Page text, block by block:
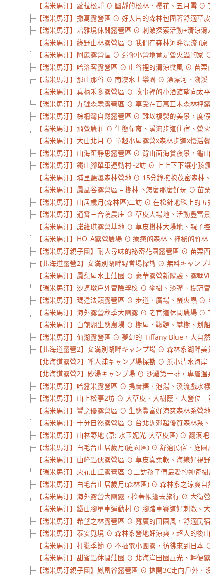
【瑞米馬汀】蘿菈松靜 ⊙ 幽靜的松林、櫻花、五月雪 ⊙ 苗
【瑞米馬汀】撒萬露營區 ⊙ 好大片的森林包圍著舒適草皮
【瑞米馬汀】培雅境休閒露營區 ⊙ 刺激探索活動+清涼滑
【瑞米馬汀】綠野山林露營區 ⊙ 我們在森林河畔漂流 (原
【瑞米馬汀】阿麗露營區 ⊙ 迷你小營地竟是螢火蟲的家 ⊙
【瑞米馬汀】哈洛客露營區 ⊙ 山谷裡的清涼微風 ⊙ 苗栗南
【瑞米馬汀】那山那谷 ⊙ 南澳水上樂園 ⊙ 漂漂河、溯溪、
【瑞米馬汀】真柄禾多露營區 ⊙ 故事裡的小酒館望向太平
【瑞米馬汀】九號森霖露營區 ⊙ 享受在百萬巨木森林裡露
【瑞米馬汀】棕櫚灣自然露營區 ⊙ 難以複製的美景，度假
【瑞米馬汀】飛螢農莊 ⊙ 生態保育、溪流步道住宿、螢火
【瑞米馬汀】大山北月 ⊙ 童趣小屋露營x森林步道x慢活餐
【瑞米馬汀】山海匯靜思露營區 ⊙ 背山面海賞夜景，龜山
【瑞米馬汀】鐵山腳單車運動村~2訪 ⊙ 上上下下讓小孩瘋
【瑞米馬汀】埔里聽瀑森林營地 ⊙ 15分鐘擁抱茂密森林、
【瑞米馬汀】鳳凰谷露營區 – 樹林下怎麼那麼好玩 ⊙ 苗栗
【瑞米馬汀】山居歲月(森林區)二訪 ⊙ 在松針地毯上的五
【瑞米馬汀】通霄三合院農庒 ⊙ 草皮大場地、活動豐富景
【瑞米馬汀】諾維琪露營基地 ⊙ 草皮樹林大場地、親子控
【瑞米馬汀】HOLA露營農場 ⊙ 療癒的森林、神秘的竹林
【瑞米馬汀親子團】耐人尋味的祕密花園露營區 ⊙ 苗栗西
【北海道露營2】女満別湖畔野営場探勘 ⊙ 無料キャンプ
【瑞米馬汀】鳳梨屋水上莊園 ⊙ 豪華露營新體驗、露墅
【瑞米馬汀】沙連墩戶外冒險學校 ⊙ 攀樹、漆彈、樹冠冒
【瑞米馬汀】瑪達法籟露營區 ⊙ 步道、廣場、螢火蟲 ⊙ 苗
【瑞米馬汀】海外露營秋季大團露 ⊙ 老官道休閒農場 ⊙ 苗
【瑞米馬汀】白匏湖生態農場 ⊙ 樹屋、鞦韆、攀樹、划船
【瑞米馬汀】仙湖露營區 ⊙ 夢幻的 Tiffany Blue，大自然
【北海道露營2】女満別湖畔キャンプ場 ⊙ 森林系湖畔美
【北海道露營2】呼人浦キャンプ場探勘 ⊙ 浜小清水海岸
【北海道露營2】砂湯キャンプ場 ⊙ 沙灘第一排，專屬溫
【瑞米馬汀】哈露米露營區 ⊙ 搗麻糬、泡湯、溪流戲水樣
【瑞米馬汀】山上松亭2訪 ⊙ 大草皮、大樹蔭、大營位 –
【瑞米馬汀】豐之優露營區 ⊙ 生態豐富好涼爽森林系營地
【瑞米馬汀】十分自然露營區 ⊙ 台北近郊超優質森林系、
【瑞米馬汀】山林野地 (原: 水玉妮光-大草皮區) ⊙ 翻滾吧
【瑞米馬汀】白毛台山居歲月(庭園區) ⊙ 舒適民宿、庭園
【瑞米馬汀】山峰點伙露營區 ⊙ 草皮真柔軟、海線好視野
【瑞米馬汀】火花山丘露營區 ⊙三訪孩子們最愛的神奇樹
【瑞米馬汀】白毛台山居歲月(森林區) ⊙ 森林系之涼爽自
【瑞米馬汀】海外露營大團露，拎著帳篷去旅行 ⊙ 大衛營
【瑞米馬汀】鐵山腳單車運動村 ⊙ 腳踏車賽道好刺激、大
【瑞米馬汀】希望之林露營區 ⊙ 寬廣的田園風，舒適民宿
【瑞米馬汀】泰安覓境 ⊙ 森林系營地好涼爽，超大的後山
【瑞米馬汀】打獵季節 ⊙ 不插電小團露，彷彿來到日本 ⊙
【瑞米馬汀】甜蜜點休閒莊園 ⊙ 北海岸田園風光、輕便露
【瑞米馬汀親子團】鳳凰谷露營區 ⊙ 拋開3C走向戶外、沒